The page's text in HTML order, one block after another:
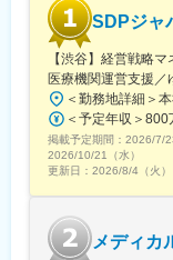
変更の範囲：
ができ、メー
プデートできる
■働き方：
◎完全在宅勤務
なくてもご就
◎お昼休みの時
場合、お子様の
す。
※現在、関東関
す。
SDPジャ
【渋谷】経営戦略
医療機関運営支援／
掲載予定期間： 2026/7/
2026/10/21（水）
更新日： 2026/8/4（火）
メディカ